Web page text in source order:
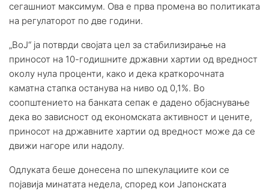
сегашниот максимум. Ова е прва промена во политиката
на регулаторот по две години.
„ВоЈ“ ја потврди својата цел за стабилизирање на
приносот на 10-годишните државни хартии од вредност
околу нула проценти, како и дека краткорочната
каматна стапка останува на ниво од 0,1%. Во
соопштението на банката сепак е дадено објаснување
дека во зависност од економската активност и цените,
приносот на државните хартии од вредност може да се
движи нагоре или надолу.
Одлуката беше донесена по шпекулациите кои се
појавија минатата недела, според кои Јапонската